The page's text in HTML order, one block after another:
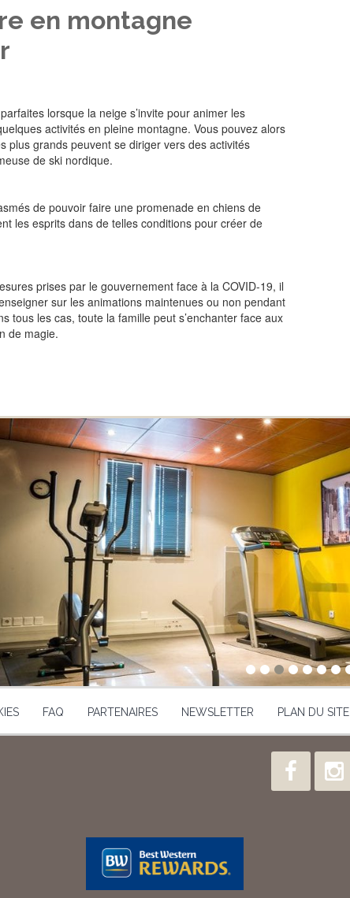
en montagne
lorsque la neige s’invite pour animer les
activités en pleine montagne. Vous pouvez alors
plus grands peuvent se diriger vers des activités
de ski nordique.
de pouvoir faire une promenade en chiens de
les esprits dans de telles conditions pour créer de
prises par le gouvernement face à la COVID-19, il
sur les animations maintenues ou non pendant
tous les cas, toute la famille peut s’enchanter face aux
de magie.
FAQ PARTENAIRES NEWSLETTER PLAN DU SITE